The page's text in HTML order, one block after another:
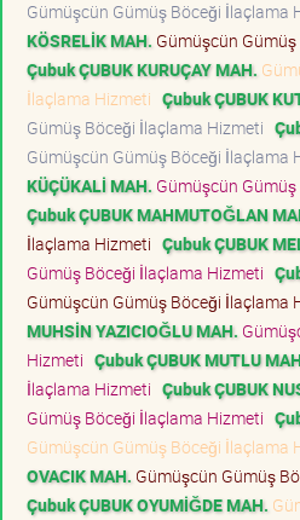
Gümüşcün Gümüş Böceği İlaçlama
KÖSRELİK MAH. Gümüşcün
Çubuk ÇUBUK KURUÇAY MAH.
İlaçlama Hizmeti Çubuk ÇUBUK
Gümüş Böceği İlaçlama Hizmeti
Gümüşcün Gümüş Böceği İlaçlama
KÜÇÜKALİ MAH. Gümüşcün
Çubuk ÇUBUK MAHMUTOĞLAN
İlaçlama Hizmeti Çubuk ÇUBUK
Gümüş Böceği İlaçlama Hizmeti
Gümüşcün Gümüş Böceği İlaçlama
MUHSİN YAZICIOĞLU MAH.
Hizmeti Çubuk ÇUBUK MUTLU
İlaçlama Hizmeti Çubuk ÇUBUK
Gümüş Böceği İlaçlama Hizmeti
Gümüşcün Gümüş Böceği İlaçlama
OVACIK MAH. Gümüşcün Gümüş
Çubuk ÇUBUK OYUMİĞDE MAH.